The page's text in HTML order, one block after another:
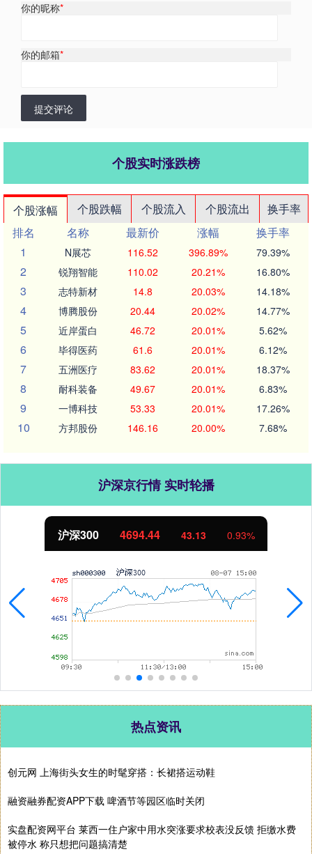
你的昵称*
你的邮箱*
提交评论
个股实时涨跌榜
个股涨幅 个股跌幅 个股流入 个股流出
换手率
排名
名称 最新价 涨幅
换手率
1
N展芯 116.52 396.89% 79.39%
2 锐翔智能 110.02 20.21% 16.80%
3 志特新材 14.8 20.03% 14.18%
4 博腾股份 20.44 20.02% 14.77%
5 近岸蛋白 46.72 20.01% 5.62%
6 毕得医药 61.6 20.01% 6.12%
7 五洲医疗 83.62 20.01% 18.37%
8 耐科装备 49.67 20.01% 6.83%
9 一博科技 53.33 20.01% 17.26%
10 方邦股份 146.16 20.00% 7.68%
沪深京行情 实时轮播
北证50 1134.24 11.37 1.01%
热点资讯
创元网 上海街头女生的时髦穿搭：长裙搭运动鞋
融资融券配资APP下载 啤酒节等园区临时关闭
实盘配资网平台 莱西一住户家中用水突涨要求校表没反馈 拒缴水费
被停水 称只想把问题搞清楚